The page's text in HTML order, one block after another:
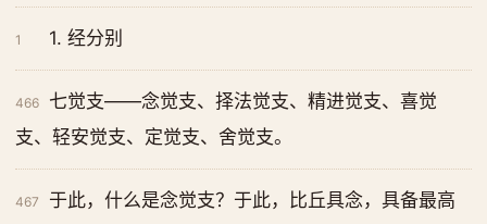
1 1. 经分别
466
七觉支——念觉支、择法觉支、精进觉支、喜觉
支、轻安觉支、定觉支、舍觉支。
467
于此，什么是念觉支？于此，比丘具念，具备最高